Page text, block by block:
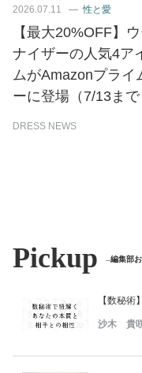
2026.07.11 性と愛
【最大20%OFF】
ナイザーの人気4ア
ムがAmazonプライ
ーに登場（7/13まで
DRESS NEWS
Pickup 編集部
【数秘
沙木 貴